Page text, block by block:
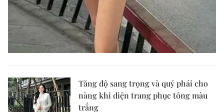
Tăng độ sang trọng và quý phái cho
nàng khi diện trang phục tông màu
trắng